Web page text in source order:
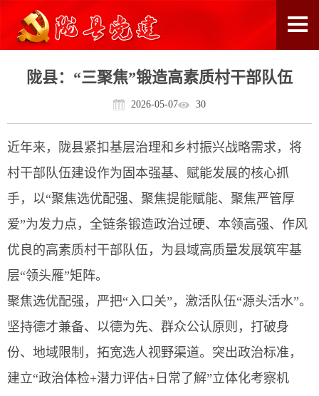
陇县：“三聚焦”锻造高素质村干部队伍
2026-05-07 30
近年来，陇县紧扣基层治理和乡村振兴战略需求，将
村干部队伍建设作为固本强基、赋能发展的核心抓
手，以“聚焦选优配强、聚焦提能赋能、聚焦严管厚
爱”为发力点，全链条锻造政治过硬、本领高强、作风
优良的高素质村干部队伍，为县域高质量发展筑牢基
层“领头雁”矩阵。
聚焦选优配强，严把“入口关”，激活队伍“源头活水”。
坚持德才兼备、以德为先、群众公认原则，打破身
份、地域限制，拓宽选人视野渠道。突出政治标准，
建立“政治体检+潜力评估+日常了解”立体化考察机